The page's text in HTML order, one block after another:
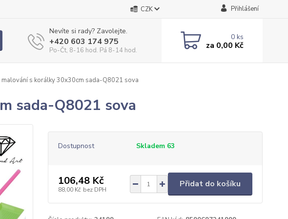
CZK Přihlášení
Nevíte si rady? Zavolejte.
+420 603 174 975
Po-Čt, 8-16 hod. Pá 8-14 hod.
0ks
za 0,00 Kč
malování s korálky 30x30cm sada-Q8021 sova
sada-Q8021 sova
Dostupnost Skladem 63
106,48 Kč
88,00 Kč bez DPH
Přidat do košíku